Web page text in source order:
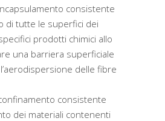
consistente
di tutte le superfici dei
prodotti chimici allo
una barriera superficiale
delle fibre
consistente
dei materiali contenenti